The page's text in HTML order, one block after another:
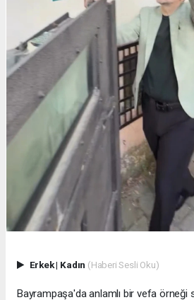
Erkek| Kadın (Haberi Sesli Oku)
Bayrampaşa'da anlamlı bir vefa örneği